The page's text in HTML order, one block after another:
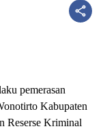
pemerasan
Kabupaten
Reserse Kriminal